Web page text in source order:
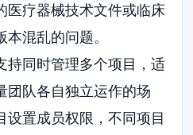
医疗器械技术文件或临床
混乱的问题。
持同时管理多个项目，适
团队各自独立运作的场
设置成员权限，不同项目